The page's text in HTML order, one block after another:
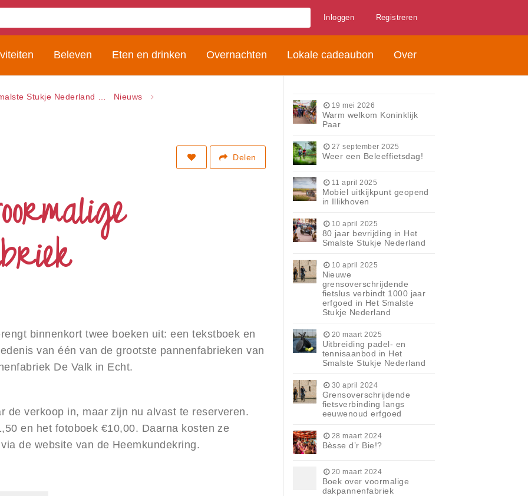
Inloggen Registreren
Beleven Eten en drinken Overnachten Lokale cadeaubon Over
Stukje Nederland Nieuws
Delen
binnenkort twee boeken uit: een tekstboek en
van één van de grootste pannenfabrieken van
De Valk in Echt.
de verkoop in, maar zijn nu alvast te reserveren.
en het fotoboek €10,00. Daarna kosten ze
de website van de Heemkundekring.
19 mei 2026
Warm welkom Koninklijk
Paar
27 september 2025
Weer een Beleeffietsdag!
11 april 2025
Mobiel uitkijkpunt geopend
in Illikhoven
10 april 2025
80 jaar bevrijding in Het
Smalste Stukje Nederland
10 april 2025
Nieuwe
grensoverschrijdende
fietslus verbindt 1000 jaar
erfgoed in Het Smalste
Stukje Nederland
20 maart 2025
Uitbreiding padel- en
tennisaanbod in Het
Smalste Stukje Nederland
30 april 2024
Grensoverschrijdende
fietsverbinding langs
eeuwenoud erfgoed
28 maart 2024
Bèsse d’r Bie!?
20 maart 2024
Boek over voormalige
dakpannenfabriek